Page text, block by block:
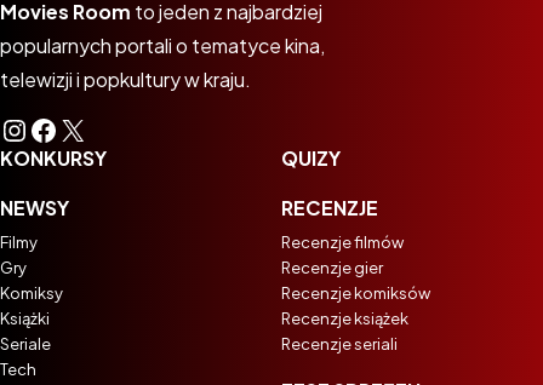
Movies Room to jeden z najbardziej
popularnych portali o tematyce kina,
telewizji i popkultury w kraju.
Instagram
Facebook
X
KONKURSY
NEWSY
Filmy
Gry
Komiksy
Książki
Seriale
Tech
QUIZY
RECENZJE
Recenzje filmów
Recenzje gier
Recenzje komiksów
Recenzje książek
Recenzje seriali